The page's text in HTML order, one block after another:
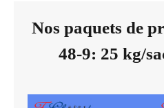
Nos paquets de
48-9: 25 kg/